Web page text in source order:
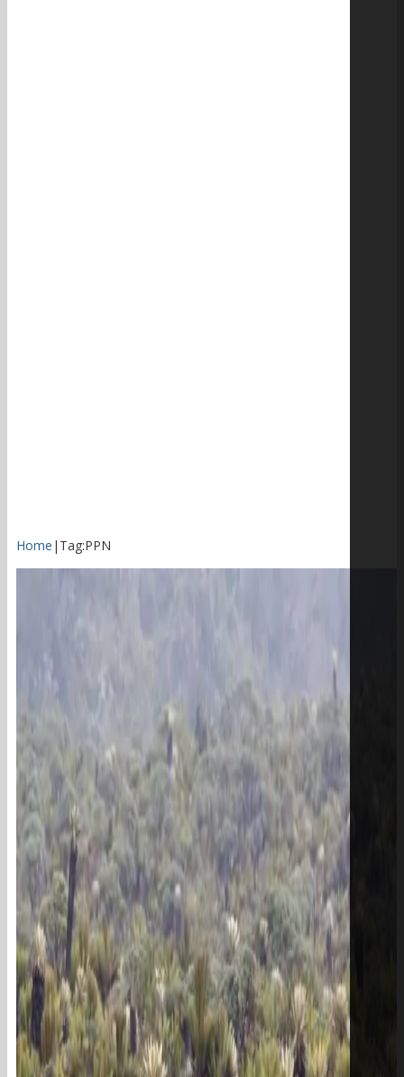
Home | Tag:PPN